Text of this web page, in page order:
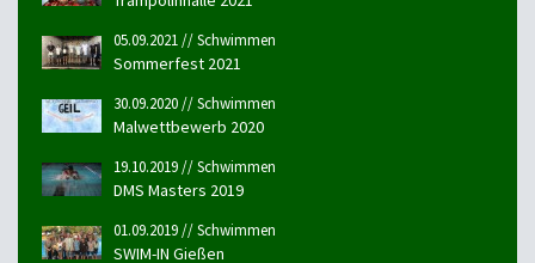
05.09.2021 // Schwimmen
Sommerfest 2021
30.09.2020 // Schwimmen
Malwettbewerb 2020
19.10.2019 // Schwimmen
DMS Masters 2019
01.09.2019 // Schwimmen
SWIM-IN Gießen